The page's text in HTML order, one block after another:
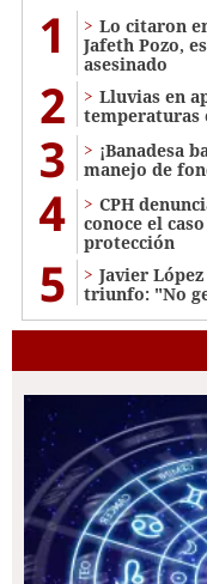
1
Lo citaron
Jafeth Pozo,
asesinado
2
Lluvias en
temperaturas
3
¡Banadesa
manejo de
4
CPH
conoce el
protección
5
Javier
triunfo: "No